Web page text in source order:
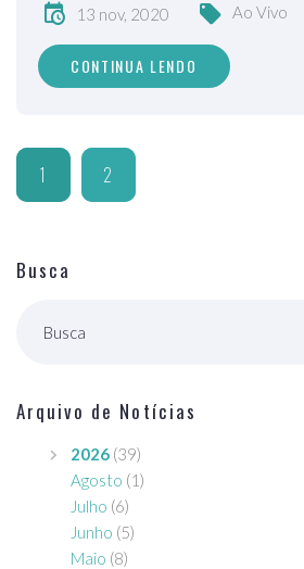
13 nov, 2020 Ao Vivo
CONTINUA LENDO
1 2
Busca
Busca
Arquivo de Notícias
2026 (39)
Agosto (1)
Julho (6)
Junho (5)
Maio (8)